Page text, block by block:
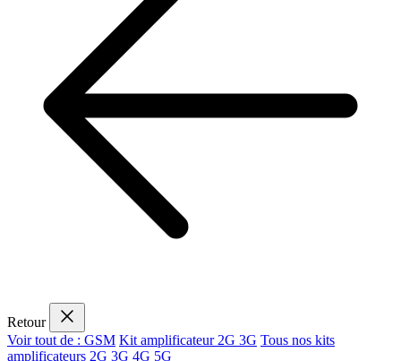
Retour
Voir tout de : GSM Kit amplificateur 2G 3G Tous nos kits
amplificateurs 2G 3G 4G 5G